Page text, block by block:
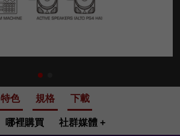
特色 規格 下載
哪裡購買 社群媒體